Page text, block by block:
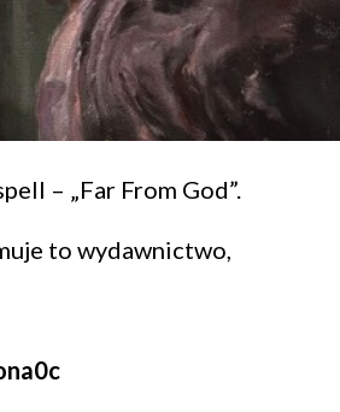
– „Far From God”.
to wydawnictwo,